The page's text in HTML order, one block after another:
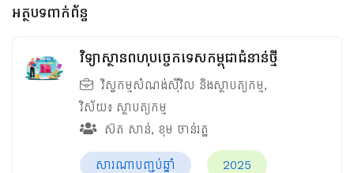
អត្ថបទពាក់ព័ន្ធ
វិទ្យាស្ថានពហុបច្ចេកទេសកម្ពុជាជំនាន់ថ្មី
វិស្វកម្មសំណង់ស៊ីវិល និងស្ថាបត្យកម្ម,
វិស័យ៖ ស្ថាបត្យកម្ម
ស៊ត សាន់, ខុម ចាន់រត្ឋ
សារណាបញ្ចប់ឆ្នាំ 2025